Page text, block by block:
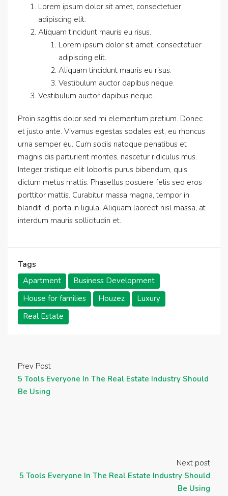
Lorem ipsum dolor sit amet, consectetuer
adipiscing elit.
Aliquam tincidunt mauris eu risus.
Lorem ipsum dolor sit amet, consectetuer
adipiscing elit.
Aliquam tincidunt mauris eu risus.
Vestibulum auctor dapibus neque.
Vestibulum auctor dapibus neque.
Proin sagittis dolor sed mi elementum pretium. Donec
et justo ante. Vivamus egestas sodales est, eu rhoncus
urna semper eu. Cum sociis natoque penatibus et
magnis dis parturient montes, nascetur ridiculus mus.
Integer tristique elit lobortis purus bibendum, quis
dictum metus mattis. Phasellus posuere felis sed eros
porttitor mattis. Curabitur massa magna, tempor in
blandit id, porta in ligula. Aliquam laoreet nisl massa, at
interdum mauris sollicitudin et.
Tags
Apartment
Business Development
House for families
Houzez
Luxury
Real Estate
Prev Post
5 Tools Everyone In The Real Estate Industry Should
Be Using
Next post
5 Tools Everyone In The Real Estate Industry Should
Be Using